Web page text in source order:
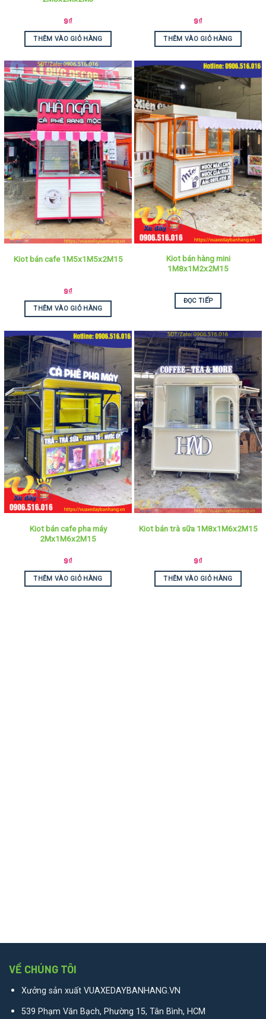
9₫
THÊM VÀO GIỎ HÀNG
9₫
THÊM VÀO GIỎ HÀNG
Kiot bán cafe 1M5x1M5x2M15
9₫
THÊM VÀO GIỎ HÀNG
Kiot bán hàng mini
1M8x1M2x2M15
ĐỌC TIẾP
Kiot bán cafe pha máy
2Mx1M6x2M15
9₫
THÊM VÀO GIỎ HÀNG
Kiot bán trà sữa 1M8x1M6x2M15
9₫
THÊM VÀO GIỎ HÀNG
VỀ CHÚNG TÔI
Xưởng sản xuất VUAXEDAYBANHANG.VN
539 Phạm Văn Bạch, Phường 15, Tân Bình, HCM